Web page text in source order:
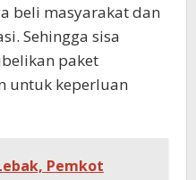
beli masyarakat dan
Sehingga sisa
paket
untuk keperluan
Pemkot